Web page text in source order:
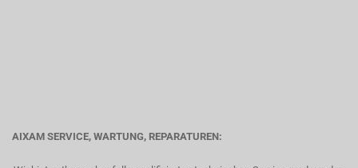
AIXAM SERVICE, WARTUNG, REPARATUREN: